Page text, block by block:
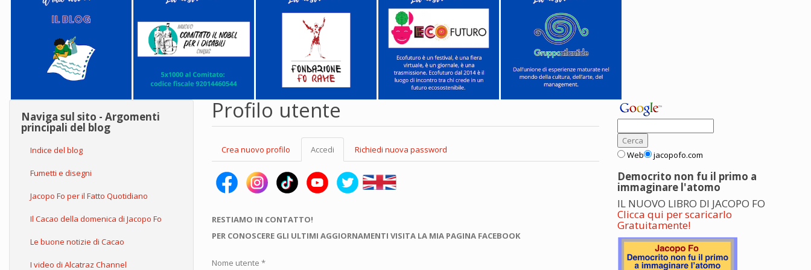
Naviga sul sito - Argomenti
principali del blog
Indice del blog
Fumetti e disegni
Jacopo Fo per il Fatto Quotidiano
Il Cacao della domenica di Jacopo Fo
Le buone notizie di Cacao
I video di Alcatraz Channel
Profilo utente
primarie
Crea nuovo profilo Accedi (scheda
attiva)
Richiedi nuova password
RESTIAMO IN CONTATTO!
PER CONOSCERE GLI ULTIMI AGGIORNAMENTI VISITA LA MIA PAGINA FACEBOOK
Nome utente *
Web jacopofo.com
Democrito non fu il primo a
immaginare l'atomo
IL NUOVO LIBRO DI JACOPO FO
Clicca qui per scaricarlo
Gratuitamente!